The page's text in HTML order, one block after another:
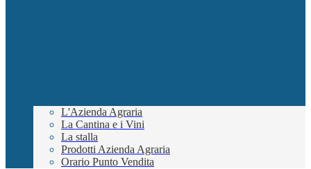
L'Azienda Agraria
La Cantina e i Vini
La stalla
Prodotti Azienda Agraria
Orario Punto Vendita